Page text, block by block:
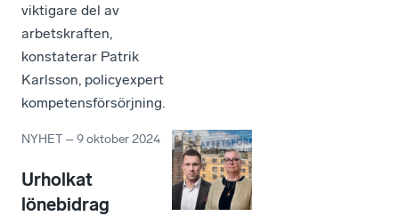
viktigare del av
arbetskraften,
konstaterar Patrik
Karlsson, policyexpert
kompetensförsörjning.
NYHET –9 oktober 2024
Urholkat
lönebidrag